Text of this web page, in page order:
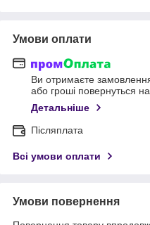
Умови оплати
Ви отримаєте
або гроші повернуться
Детальніше
Післяплата
Всі умови оплати
Умови повернення